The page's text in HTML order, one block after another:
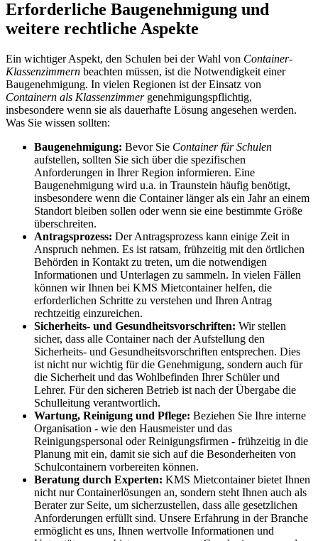
Erforderliche Baugenehmigung und
weitere rechtliche Aspekte
Ein wichtiger Aspekt, den Schulen bei der Wahl von Container-
Klassenzimmern beachten müssen, ist die Notwendigkeit einer
Baugenehmigung. In vielen Regionen ist der Einsatz von
Containern als Klassenzimmergenehmigungspflichtig,
insbesondere wenn sie als dauerhafte Lösung angesehen werden.
Was Sie wissen sollten:
Baugenehmigung: Bevor Sie Container für Schulen
aufstellen, sollten Sie sich über die spezifischen
Anforderungen in Ihrer Region informieren. Eine
Baugenehmigung wird u.a. in Traunstein häufig benötigt,
insbesondere wenn die Container länger als ein Jahr an einem
Standort bleiben sollen oder wenn sie eine bestimmte Größe
überschreiten.
Antragsprozess: Der Antragsprozess kann einige Zeit in
Anspruch nehmen. Es ist ratsam, frühzeitig mit den örtlichen
Behörden in Kontakt zu treten, um die notwendigen
Informationen und Unterlagen zu sammeln. In vielen Fällen
können wir Ihnen bei KMS Mietcontainer helfen, die
erforderlichen Schritte zu verstehen und Ihren Antrag
rechtzeitig einzureichen.
Sicherheits- und Gesundheitsvorschriften: Wir stellen
sicher, dass alle Container nach der Aufstellung den
Sicherheits- und Gesundheitsvorschriften entsprechen. Dies
ist nicht nur wichtig für die Genehmigung, sondern auch für
die Sicherheit und das Wohlbefinden Ihrer Schüler und
Lehrer. Für den sicheren Betrieb ist nach der Übergabe die
Schulleitung verantwortlich.
Wartung, Reinigung und Pflege: Beziehen Sie Ihre interne
Organisation - wie den Hausmeister und das
Reinigungspersonal oder Reinigungsfirmen - frühzeitig in die
Planung mit ein, damit sie sich auf die Besonderheiten von
Schulcontainern vorbereiten können.
Beratung durch Experten: KMS Mietcontainer bietet Ihnen
nicht nur Containerlösungen an, sondern steht Ihnen auch als
Berater zur Seite, um sicherzustellen, dass alle gesetzlichen
Anforderungen erfüllt sind. Unsere Erfahrung in der Branche
ermöglicht es uns, Ihnen wertvolle Informationen und